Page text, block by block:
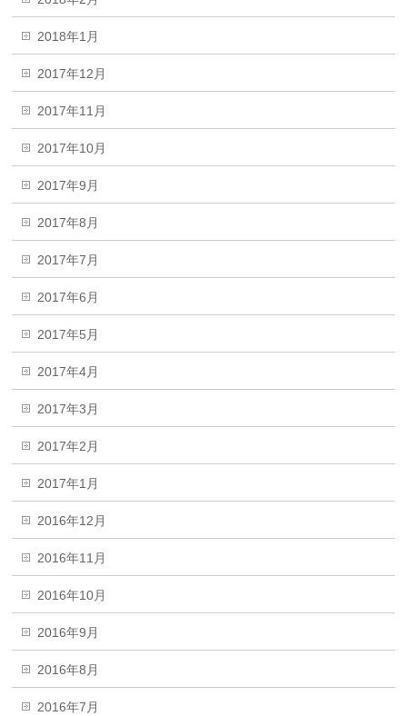
2018年1月
2017年12月
2017年11月
2017年10月
2017年9月
2017年8月
2017年7月
2017年6月
2017年5月
2017年4月
2017年3月
2017年2月
2017年1月
2016年12月
2016年11月
2016年10月
2016年9月
2016年8月
2016年7月